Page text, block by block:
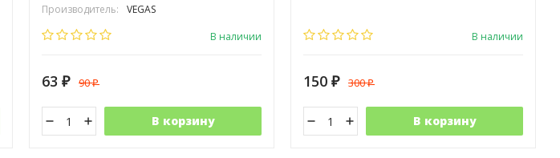
Производитель:
VEGAS
В наличии
63 ₽ 90₽
В корзину
В наличии
150 ₽ 300₽
В корзину